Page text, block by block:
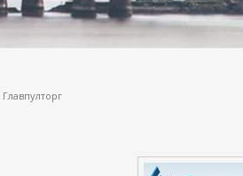
Главпулторг